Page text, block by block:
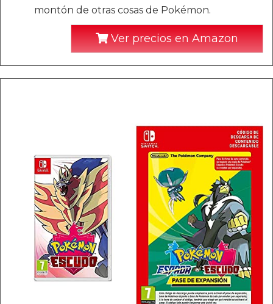
montón de otras cosas de Pokémon.
Ver precios en Amazon